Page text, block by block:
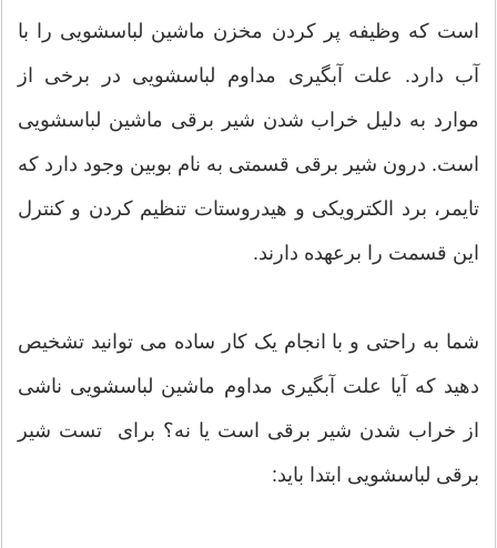
است که وظیفه پر کردن مخزن ماشین لباسشویی را با
آب دارد. علت آبگیری مداوم لباسشویی در برخی از
موارد به دلیل خراب شدن شیر برقی ماشین لباسشویی
است. درون شیر برقی قسمتی به نام بوبین وجود دارد که
تایمر، برد الکترویکی و هیدروستات تنظیم کردن و کنترل
این قسمت را برعهده دارند.
شما به راحتی و با انجام یک کار ساده می توانید تشخیص
دهید که آیا علت آبگیری مداوم ماشین لباسشویی ناشی
از خراب شدن شیر برقی است یا نه؟ برای تست شیر
برقی لباسشویی ابتدا باید: